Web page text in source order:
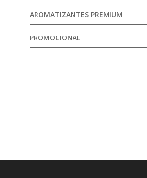
AROMATIZANTES PREMIUM
PROMOCIONAL